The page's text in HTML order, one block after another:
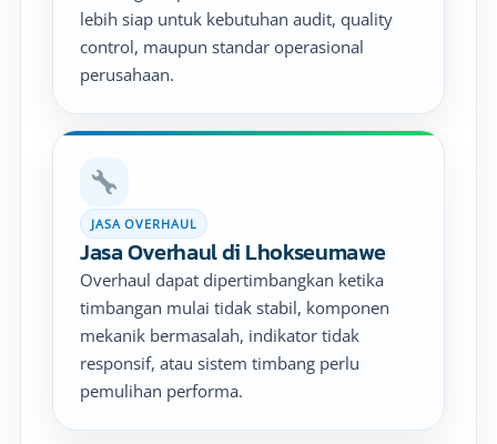
lebih siap untuk kebutuhan audit, quality
control, maupun standar operasional
perusahaan.
JASA OVERHAUL
Jasa Overhaul di Lhokseumawe
Overhaul dapat dipertimbangkan ketika
timbangan mulai tidak stabil, komponen
mekanik bermasalah, indikator tidak
responsif, atau sistem timbang perlu
pemulihan performa.